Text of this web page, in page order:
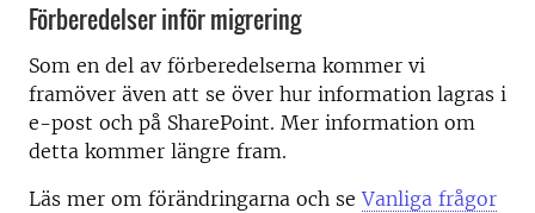
Förberedelser inför migrering
Som en del av förberedelserna kommer vi
framöver även att se över hur information lagras i
e-post och på SharePoint. Mer information om
detta kommer längre fram.
Läs mer om förändringarna och seVanliga frågor